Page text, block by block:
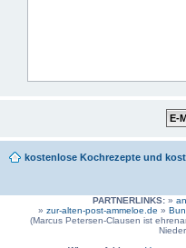
kostenlose Kochrezepte und
PARTNERLINKS:»
» zur-alten-post-ammeloe.de »
(Marcus Petersen-Clausen ist